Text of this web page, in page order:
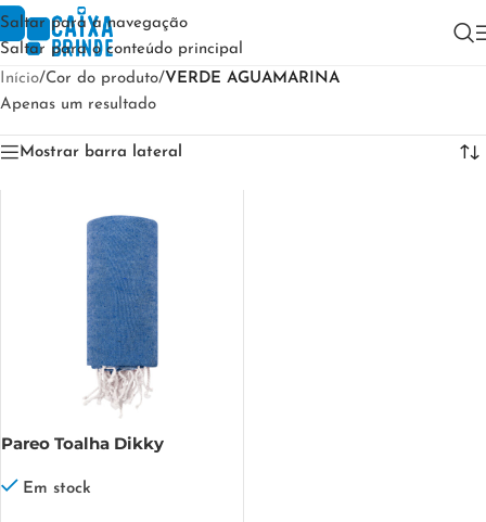
Saltar para a navegação
Saltar para o conteúdo principal
Início/Cor do produto/VERDE AGUAMARINA
Apenas um resultado
Mostrar barra lateral
Pareo Toalha Dikky
Em stock